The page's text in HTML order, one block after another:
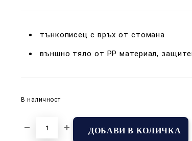
тънкописец с връх от стомана
външно тяло от PP материал,
В наличност